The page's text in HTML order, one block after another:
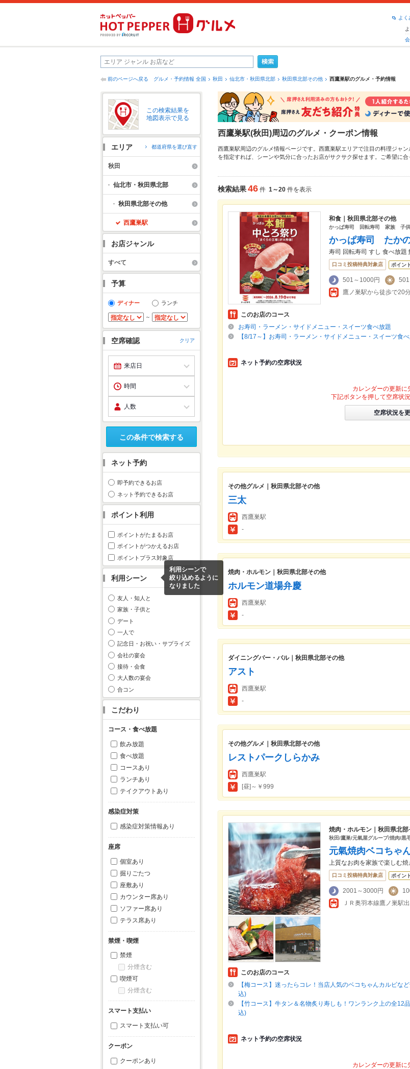
よ
前のページへ戻る グルメ・予約情報 全国 秋田 仙北市・秋田県北部 秋田県北部その他 西鷹巣駅のグルメ・予約情報
この検索結果を
地図表示で見る
エリア 都道府県を選び直す
秋田
仙北市・秋田県北部
秋田県北部その他
西鷹巣駅
お店ジャンル
すべて
予算
ディナー ランチ
～
空席確認 クリア
この条件で検索する
ネット予約
即予約できるお店
ネット予約できるお店
ポイント利用
ポイントがたまるお店
ポイントがつかえるお店
ポイントプラス対象店
利用シーン
利用シーンで
絞り込めるように
なりました
友人・知人と
家族・子供と
デート
一人で
記念日・お祝い・サプライズ
会社の宴会
接待・会食
大人数の宴会
合コン
こだわり
コース・食べ放題
飲み放題
食べ放題
コースあり
ランチあり
テイクアウトあり
感染症対策
感染症対策情報あり
座席
個室あり
掘りごたつ
座敷あり
カウンター席あり
ソファー席あり
テラス席あり
禁煙・喫煙
禁煙
分煙含む
喫煙可
分煙含む
スマート支払い
スマート支払い可
クーポン
クーポンあり
西鷹巣駅(秋田)周辺のグルメ・クーポン情報
西鷹巣駅周辺のグルメ情報ページです。西鷹巣駅エリアで注目の料理ジャン
を指定すれば、シーンや気分に合ったお店がサクサク探せます。ご希望に
検索結果46 件 1～20 件を表示
和食｜秋田県北部その他
かっぱ寿司 回転寿司 家族 子
かっぱ寿司 たか
寿司 回転寿司 すし 食べ放題
口コミ投稿特典対象店 ポイン
501～1000円
鷹ノ巣駅から徒歩で20分
このお店のコース
お寿司・ラーメン・サイドメニュー・スイーツ食べ放題
【8/17～】お寿司・ラーメン・サイドメニュー・スイーツ食
ネット予約の空席状況
カレンダーの更新に
下記ボタンを押して空席状
空席状況を
その他グルメ｜秋田県北部その他
三太
西鷹巣駅
-
焼肉・ホルモン｜秋田県北部その他
ホルモン道場弁慶
西鷹巣駅
-
ダイニングバー・バル｜秋田県北部その他
アスト
西鷹巣駅
-
その他グルメ｜秋田県北部その他
レストパークしらかみ
西鷹巣駅
[昼]～￥999
焼肉・ホルモン｜秋田県北部
秋田/鷹巣/元氣屋グループ/焼肉/黒
元氣焼肉ベコちゃ
上質なお肉を家族で楽しむ
口コミ投稿特典対象店 ポイン
2001～3000円
ＪＲ奥羽本線鷹ノ巣駅
このお店のコース
【梅コース】迷ったらコレ！当店人気のベコちゃんカルビな
込)
【竹コース】牛タン＆名物炙り寿しも！ワンランク上の全12
込)
ネット予約の空席状況
カレンダーの更新に